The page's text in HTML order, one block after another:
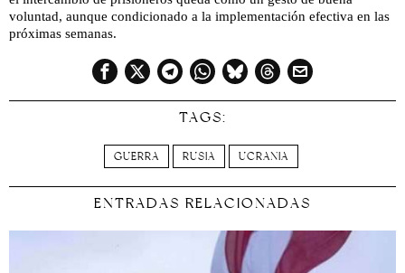
voluntad, aunque condicionado a la implementación efectiva en las
próximas semanas.
TAGS:
GUERRA RUSIA UCRANIA
ENTRADAS RELACIONADAS